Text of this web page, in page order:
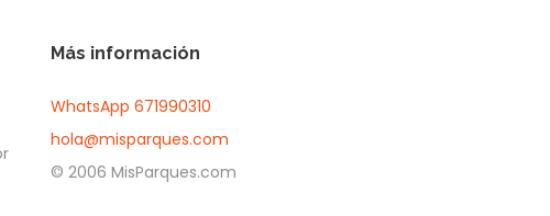
Más información
WhatsApp 671990310
hola@misparques.com
© 2006 MisParques.com